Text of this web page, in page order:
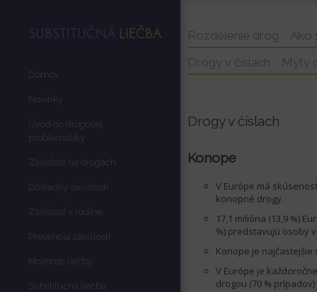
SUBSTITUČNÁ LIEČBA
Domov
Novinky
Úvod do drogovej
problematiky
Závislosť na drogách
Dôsledky závislosti
Závislosť v rodine
Prevencia závislosti
Možnosti liečby
Substitučná liečba
Rozdelenie drog
Ako
Drogy v číslach
Mýty
Drogy v číslach
Konope
V Európe má
konopné drogy.
17,1 milióna (13,9 %)
%) predstavujú osoby
Konope je najčastejšie
V Európe je
drogou (70 %